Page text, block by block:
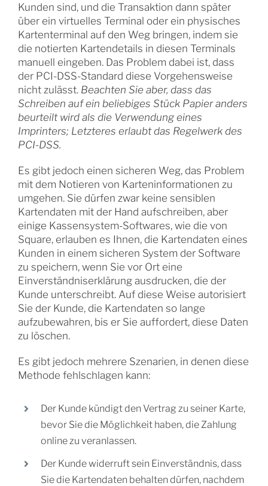
Kunden sind, und die Transaktion dann später
über ein virtuelles Terminal oder ein physisches
Kartenterminal auf den Weg bringen, indem sie
die notierten Kartendetails in diesen Terminals
manuell eingeben. Das Problem dabei ist, dass
der PCI-DSS-Standard diese Vorgehensweise
nicht zulässt. Beachten Sie aber, dass das
Schreiben auf ein beliebiges Stück Papier anders
beurteilt wird als die Verwendung eines
Imprinters; Letzteres erlaubt das Regelwerk des
PCI-DSS.
Es gibt jedoch einen sicheren Weg, das Problem
mit dem Notieren von Karteninformationen zu
umgehen. Sie dürfen zwar keine sensiblen
Kartendaten mit der Hand aufschreiben, aber
einige Kassensystem-Softwares, wie die von
Square, erlauben es Ihnen, die Kartendaten eines
Kunden in einem sicheren System der Software
zu speichern, wenn Sie vor Ort eine
Einverständniserklärung ausdrucken, die der
Kunde unterschreibt. Auf diese Weise autorisiert
Sie der Kunde, die Kartendaten so lange
aufzubewahren, bis er Sie auffordert, diese Daten
zu löschen.
Es gibt jedoch mehrere Szenarien, in denen diese
Methode fehlschlagen kann:
Der Kunde kündigt den Vertrag zu seiner Karte,
bevor Sie die Möglichkeit haben, die Zahlung
online zu veranlassen.
Der Kunde widerruft sein Einverständnis, dass
Sie die Kartendaten behalten dürfen, nachdem